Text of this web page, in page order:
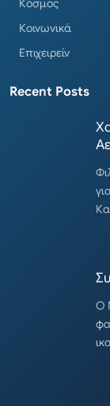
Κόσμος
Κοινωνικά
Επιχειρείν
Recent Posts
Ο